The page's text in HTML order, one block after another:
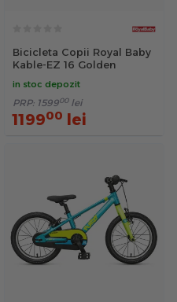
Bicicleta Copii Royal Baby
Kable-EZ 16 Golden
in stoc depozit
PRP: 159900 lei
119900 lei